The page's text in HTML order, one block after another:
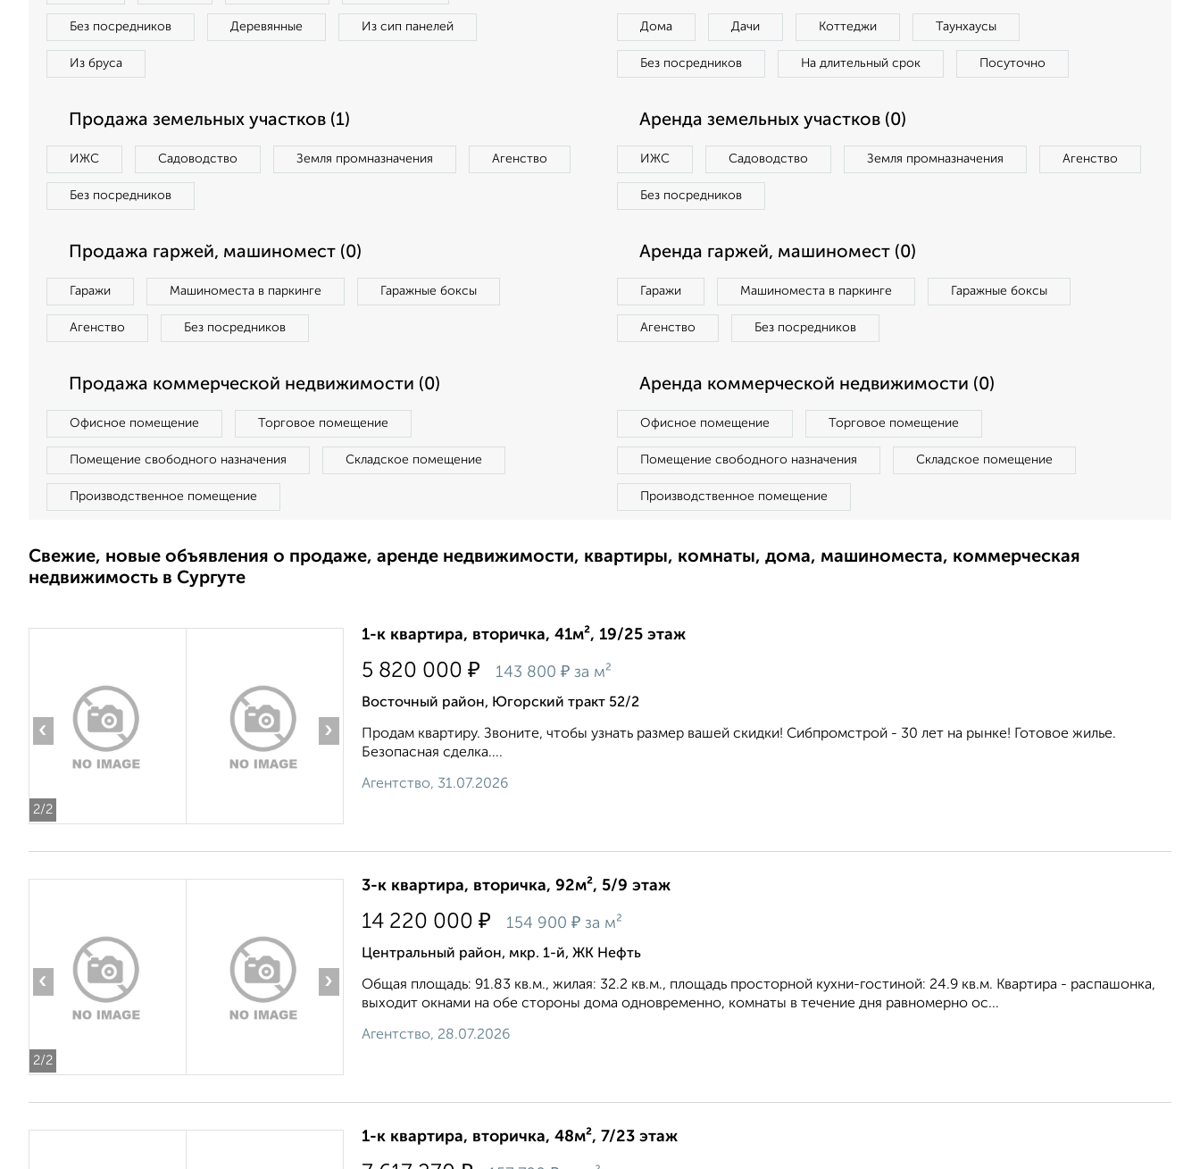
Без посредников Деревянные Из сип панелей
Из бруса
Дома Дачи Коттеджи Таунхаусы
Без посредников На длительный срок Посуточно
Продажа земельных участков (1)
ИЖС Садоводство Земля промназначения Агенство
Без посредников
Аренда земельных участков (0)
ИЖС Садоводство Земля промназначения Агенство
Без посредников
Продажа гаржей, машиномест (0)
Гаражи Машиноместа в паркинге Гаражные боксы
Агенство Без посредников
Аренда гаржей, машиномест (0)
Гаражи Машиноместа в паркинге Гаражные боксы
Агенство Без посредников
Продажа коммерческой недвижимости (0)
Офисное помещение Торговое помещение
Помещение свободного назначения Складское помещение
Производственное помещение
Аренда коммерческой недвижимости (0)
Офисное помещение Торговое помещение
Помещение свободного назначения Складское помещение
Производственное помещение
Свежие, новые объявления о продаже, аренде недвижимости, квартиры, комнаты, дома, машиноместа, коммерческая
недвижимость в Сургуте
2/2
‹ ›
1-к квартира, вторичка, 41м², 19/25 этаж
5 820 000 ₽ 143 800 ₽ за м²
Восточный район, Югорский тракт 52/2
Продам квартиру. Звоните, чтобы узнать размер вашей скидки! Сибпромстрой - 30 лет на рынке! Готовое жилье.
Безопасная сделка....
Агентство, 31.07.2026
2/2
‹ ›
3-к квартира, вторичка, 92м², 5/9 этаж
14 220 000 ₽ 154 900 ₽ за м²
Центральный район, мкр. 1-й, ЖК Нефть
Общая площадь: 91.83 кв.м., жилая: 32.2 кв.м., площадь просторной кухни-гостиной: 24.9 кв.м. Квартира - распашонка,
выxoдит oкнaми нa oбe cтopoны дoмa oднoвpeмeннo, комнаты в течение дня равномерно ос...
Агентство, 28.07.2026
1-к квартира, вторичка, 48м², 7/23 этаж